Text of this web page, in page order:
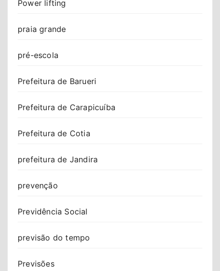
Power lifting
praia grande
pré-escola
Prefeitura de Barueri
Prefeitura de Carapicuíba
Prefeitura de Cotia
prefeitura de Jandira
prevenção
Previdência Social
previsão do tempo
Previsões